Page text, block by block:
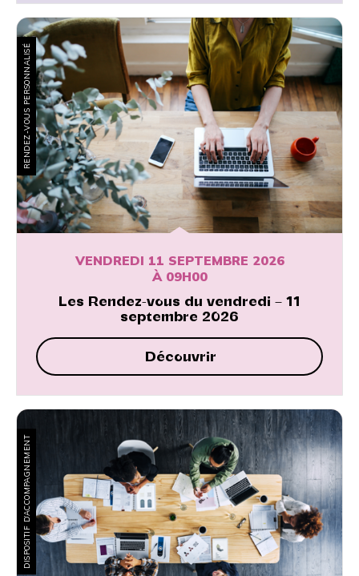
RENDEZ-VOUS PERSONNALISÉ
VENDREDI 11 SEPTEMBRE 2026
À 09H00
Les Rendez-vous du vendredi – 11
septembre 2026
Découvrir
DISPOSITIF D’ACCOMPAGNEMENT